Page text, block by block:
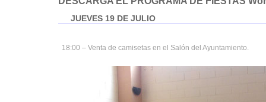
JUEVES 19 DE JULIO
18:00 – Venta de camisetas en el Salón del Ayuntamiento.